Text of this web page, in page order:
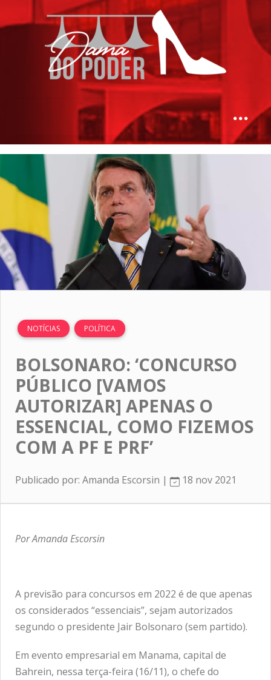
NOTÍCIAS POLÍTICA
BOLSONARO: ‘CONCURSO
PÚBLICO [VAMOS
AUTORIZAR] APENAS O
ESSENCIAL, COMO FIZEMOS
COM A PF E PRF’
Publicado por: Amanda Escorsin | 18 nov 2021
Por Amanda Escorsin
A previsão para concursos em 2022 é de que apenas
os considerados “essenciais”, sejam autorizados
segundo o presidente Jair Bolsonaro (sem partido).
Em evento empresarial em Manama, capital de
Bahrein, nessa terça-feira (16/11), o chefe do